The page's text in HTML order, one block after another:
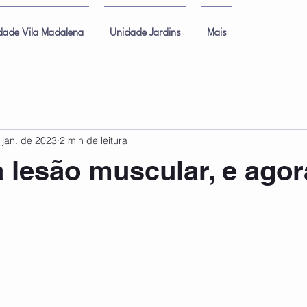
Vila Madalena Unidade Jardins Mais
lesão muscular, e
de 2023 2 min de leitura